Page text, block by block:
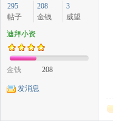
295
帖子
208
金钱
3
威望
迪拜小资
金钱 208
发消息